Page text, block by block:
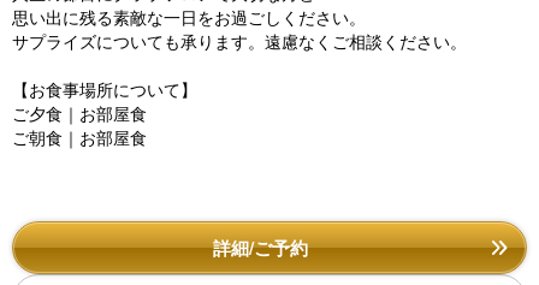
思い出に残る素敵な一日をお過ごしください。
サプライズについても承ります。遠慮なくご相談ください。
【お食事場所について】
ご夕食｜お部屋食
ご朝食｜お部屋食
詳細/ご予約